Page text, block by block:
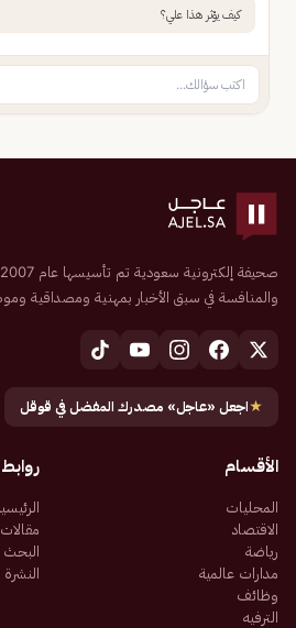
كيف يؤثر هذا علي؟
والمنافسة في سبق الأخبار بمهنية ومصداقية
★اجعل «عاجل» مصدرك المفضل في قوقل
الأقسام
المحليات
الاقتصاد
رياضة
مدارات عالمية
وظائف
الترفيه
البحث
النشرة